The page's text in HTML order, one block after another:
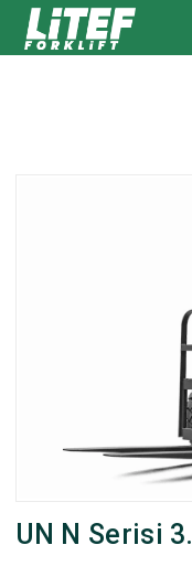
UN N Serisi